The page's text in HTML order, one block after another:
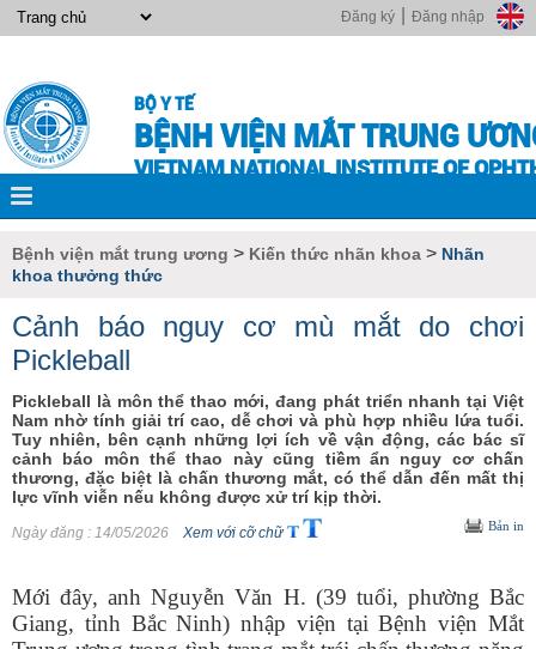
Đăng nhập
Đăng ký
BỘ Y TẾ
BỆNH VIỆN MẮT TRUNG
VIETNAM NATIONAL INSTITUTE OF
Bệnh viện mắt trung ương > Kiến thức nhãn khoa > Nhãn
khoa thưởng thức
Cảnh báo nguy cơ mù mắt do chơi
Pickleball
Pickleball là môn thể thao mới, đang phát triển nhanh tại Việt
Nam nhờ tính giải trí cao, dễ chơi và phù hợp nhiều lứa tuổi.
Tuy nhiên, bên cạnh những lợi ích về vận động, các bác sĩ
cảnh báo môn thể thao này cũng tiềm ẩn nguy cơ chấn
thương, đặc biệt là chấn thương mắt, có thể dẫn đến mất thị
lực vĩnh viễn nếu không được xử trí kịp thời.
Ngày đăng : 14/05/2026 Xem với cỡ chữ Bản in
Mới đây, anh Nguyễn Văn H. (39 tuổi, phường Bắc
Giang, tỉnh Bắc Ninh) nhập viện tại Bệnh viện Mắt